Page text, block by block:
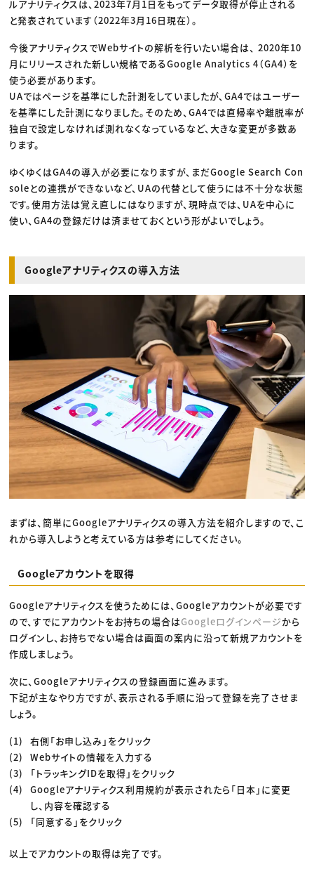
ルアナリティクスは、2023年7月1日をもってデータ取得が停止される
と発表されています（2022年3月16日現在）。
今後アナリティクスでWebサイトの解析を行いたい場合は、 2020年10
月にリリースされた新しい規格であるGoogle Analytics 4（GA4）を
使う必要があります。
UAではページを基準にした計測をしていましたが、GA4ではユーザー
を基準にした計測になりました。そのため、GA4では直帰率や離脱率が
独自で設定しなければ測れなくなっているなど、大きな変更が多数あ
ります。
ゆくゆくはGA4の導入が必要になりますが、まだGoogle Search Con
soleとの連携ができないなど、UAの代替として使うには不十分な状態
です。使用方法は覚え直しにはなりますが、現時点では、UAを中心に
使い、GA4の登録だけは済ませておくという形がよいでしょう。
Googleアナリティクスの導入方法
まずは、簡単にGoogleアナリティクスの導入方法を紹介しますので、こ
れから導入しようと考えている方は参考にしてください。
Googleアカウントを取得
Googleアナリティクスを使うためには、Googleアカウントが必要です
ので、すでにアカウントをお持ちの場合はGoogleログインページから
ログインし、お持ちでない場合は画面の案内に沿って新規アカウントを
作成しましょう。
次に、Googleアナリティクスの登録画面に進みます。
下記が主なやり方ですが、表示される手順に沿って登録を完了させま
しょう。
右側「お申し込み」をクリック
Webサイトの情報を入力する
「トラッキングIDを取得」をクリック
Googleアナリティクス利用規約が表示されたら「日本」に変更
し、内容を確認する
「同意する」をクリック
以上でアカウントの取得は完了です。